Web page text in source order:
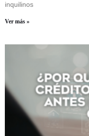
inquilinos
Ver más »